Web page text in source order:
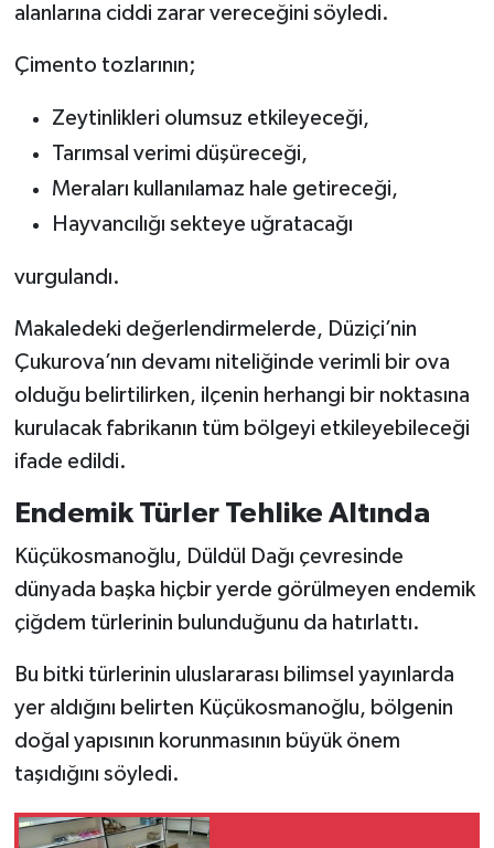
alanlarına ciddi zarar vereceğini söyledi.
Çimento tozlarının;
Zeytinlikleri olumsuz etkileyeceği,
Tarımsal verimi düşüreceği,
Meraları kullanılamaz hale getireceği,
Hayvancılığı sekteye uğratacağı
vurgulandı.
Makaledeki değerlendirmelerde, Düziçi’nin
Çukurova’nın devamı niteliğinde verimli bir ova
olduğu belirtilirken, ilçenin herhangi bir noktasına
kurulacak fabrikanın tüm bölgeyi etkileyebileceği
ifade edildi.
Endemik Türler Tehlike Altında
Küçükosmanoğlu, Düldül Dağı çevresinde
dünyada başka hiçbir yerde görülmeyen endemik
çiğdem türlerinin bulunduğunu da hatırlattı.
Bu bitki türlerinin uluslararası bilimsel yayınlarda
yer aldığını belirten Küçükosmanoğlu, bölgenin
doğal yapısının korunmasının büyük önem
taşıdığını söyledi.